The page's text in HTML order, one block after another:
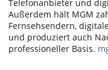
Telefonanbieter und
Außerdem hält MGM
Fernsehsendern,
und produziert auch
professioneller Basis.